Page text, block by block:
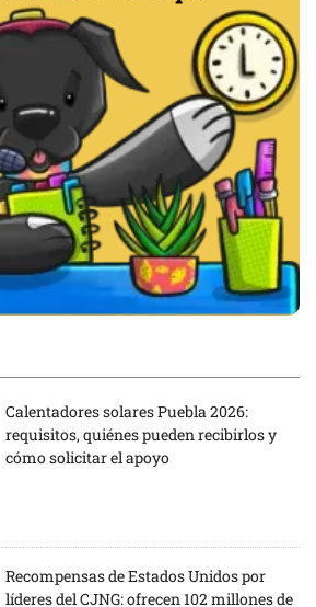
Calentadores solares Puebla 2026:
requisitos, quiénes pueden recibirlos y
cómo solicitar el apoyo
Recompensas de Estados Unidos por
líderes del CJNG: ofrecen 102 millones de